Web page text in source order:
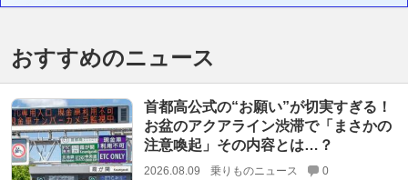
おすすめのニュース
首都高公式の“お願い”が切実すぎる！
お盆のアクアライン渋滞で「まさかの
注意喚起」その内容とは…？
2026.08.09 乗りものニュース 0